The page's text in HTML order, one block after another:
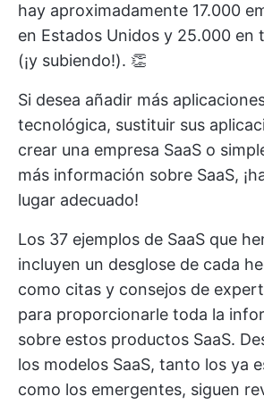
hay aproximadamente 17.000
en Estados Unidos y 25.000 en
(¡y subiendo!). 👏
Si desea añadir más
tecnológica, sustituir sus
crear una empresa SaaS o
más información sobre SaaS,
lugar adecuado!
Los 37 ejemplos de SaaS que
incluyen un desglose de cada
como citas y consejos de
para proporcionarle toda la
sobre estos productos SaaS.
los modelos SaaS, tanto los ya
como los emergentes, siguen